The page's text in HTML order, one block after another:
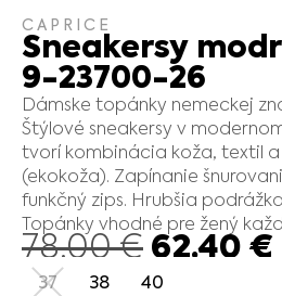
CAPRICE
Sneakersy
9-23700-26
Dámske topánky nemeckej
Štýlové sneakersy v
tvorí kombinácia koža, textil
(ekokoža). Zapínanie
funkčný zips. Hrubšia
Topánky vhodné pre žený
78.00€ 62.40€
37 38 40